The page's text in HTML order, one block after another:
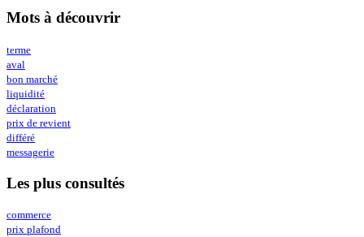
Mots à découvrir
terme
aval
bon marché
liquidité
déclaration
prix de revient
différé
messagerie
Les plus consultés
commerce
prix plafond